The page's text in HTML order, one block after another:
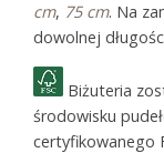
cm, 75 cm. Na
dowolnej
Biżuteria
środowisku
certyfikowanego